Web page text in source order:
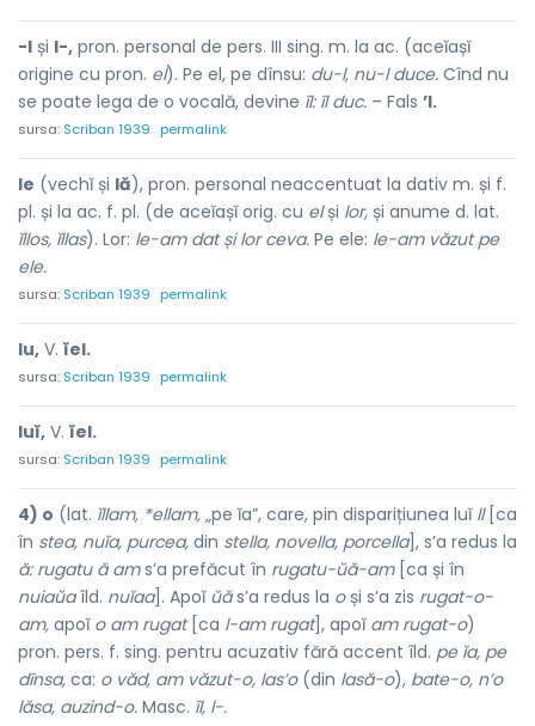
-l și l-, pron. personal de pers. III sing. m. la ac. (aceĭașĭ
origine cu pron. el). Pe el, pe dînsu: du-l, nu-l duce. Cînd nu
se poate lega de o vocală, devine îl: îl duc. – Fals ’l.
sursa: Scriban 1939 permalink
le (vechĭ și lă), pron. personal neaccentuat la dativ m. și f.
pl. și la ac. f. pl. (de aceĭașĭ orig. cu elși lor, și anume d. lat.
ĭllos, ĭllas). Lor: le-am dat și lor ceva. Pe ele: le-am văzut pe
ele.
sursa: Scriban 1939 permalink
lu, V. ĭel.
sursa: Scriban 1939 permalink
luĭ, V. ĭel.
sursa: Scriban 1939 permalink
4) o (lat. ĭllam, *ellam, „pe ĭa”, care, pin disparițiunea luĭ ll[ca
în stea, nuĭa, purcea, din stella, novella, porcella], s’a redus la
ă: rugatu ă ams’a prefăcut în rugatu-ŭă-am[ca și în
nuiaŭaîld. nuĭaa]. Apoĭ ŭăs’a redus la oși s’a zis rugat-o-
am, apoĭ o am rugat[ca l-am rugat], apoĭ am rugat-o)
pron. pers. f. sing. pentru acuzativ fără accent îld. pe ĭa, pe
dînsa, ca: o văd, am văzut-o, las’o(din lasă-o), bate-o, n’o
lăsa, auzind-o. Masc. îl, l-.